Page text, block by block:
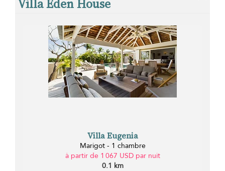
Villa Eden House
Villa Eugenia
Marigot - 1 chambre
à partir de 1 067 USD par nuit
0.1 km